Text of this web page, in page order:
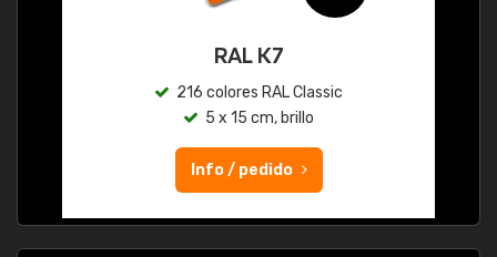
RAL K7
216 colores RAL Classic
5 x 15 cm, brillo
Info / pedido